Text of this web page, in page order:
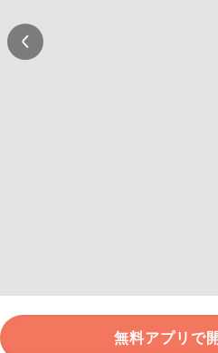
無料アプリで